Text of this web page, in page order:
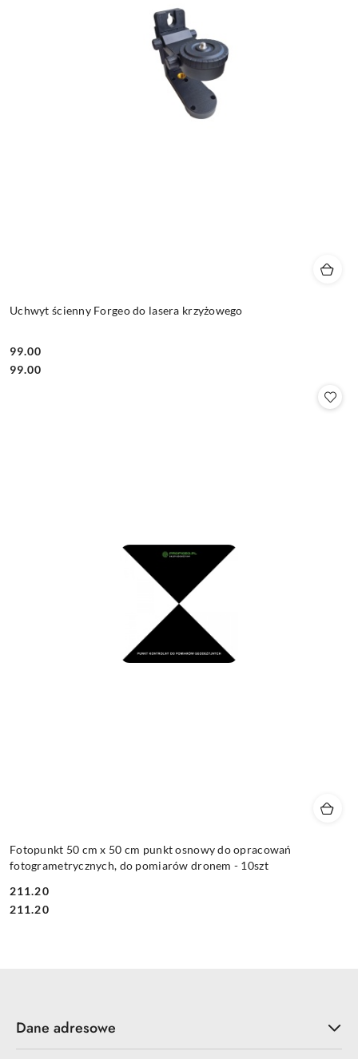
Uchwyt ścienny Forgeo do lasera krzyżowego
Cena:
99.00
Cena:
99.00
Fotopunkt 50 cm x 50 cm punkt osnowy do opracowań
fotogrametrycznych, do pomiarów dronem - 10szt
Cena:
211.20
Cena:
211.20
Dane adresowe